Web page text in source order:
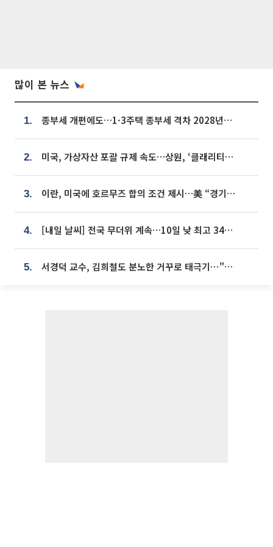
많이 본 뉴스
1. 종부세 개편에도…1·3주택 종부세 격차 2028년부터 확대
2. 미국, 가상자산 포괄 규제 속도…상원, ‘클래리티법’ 9월 절차투표 추진
3. 이란, 미국에 호르무즈 합의 조건 제시…美 “경기 아직 안 끝나” [종합]
4. [내일 날씨] 전국 무더위 계속…10일 낮 최고 34도 육박
5. 서경덕 교수, 김희철도 분노한 거꾸로 태극기⋯"엉터리는 아냐, 아쉬울 뿐"